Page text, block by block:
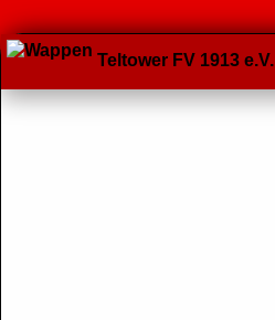
Teltower FV 1913 e.V.